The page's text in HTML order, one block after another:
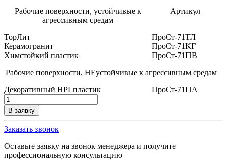
Рабочие поверхности, устойчивые к
агрессивным средам
Артикул
ТорЛит
ПроСт-71ТЛ
Керамогранит
ПроСт-71КГ
Химстойкий пластик
ПроСт-71ПВ
Рабочие поверхности, НЕустойчивые к агрессивным средам
Декоративный HPLпластик
ПроСт-71ПА
Количество
товара
Стол
лабораторный
(закрытый)
ПроСт-71
В заявку
Заказать звонок
Оставьте заявку на звонок менеджера и получите
профессиональную консультацию